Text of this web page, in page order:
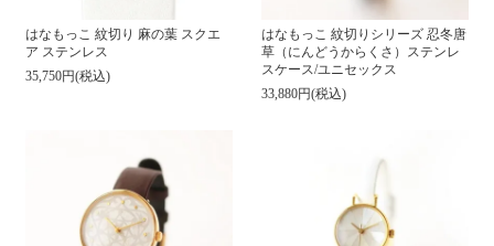
はなもっこ 紋切り 麻の葉 スクエ
ア ステンレス
35,750円(税込)
はなもっこ 紋切りシリーズ 忍冬唐
草（にんどうからくさ）ステンレ
スケース/ユニセックス
33,880円(税込)